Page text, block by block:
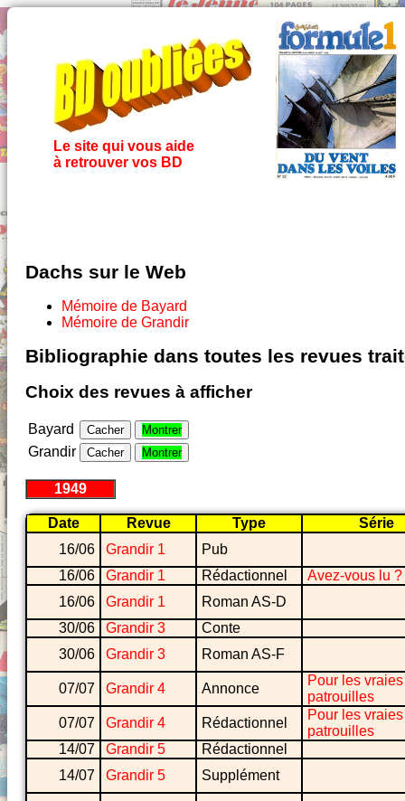
Le site qui vous aide
à retrouver vos BD
Dachs sur le Web
Mémoire de Bayard
Mémoire de Grandir
Bibliographie dans toutes les revues
Choix des revues à afficher
Bayard Cacher Montrer
Grandir Cacher Montrer
1949
Date Revue Type
Série
16/06
Grandir 1
Pub
16/06
Grandir 1 Rédactionnel
Avez-vous lu ?
16/06
Grandir 1
Roman AS-D
30/06
Grandir 3
Conte
30/06
Grandir 3 Roman AS-F
07/07 Grandir 4 Annonce
Pour les vraies
patrouilles
07/07
Grandir 4 Rédactionnel
Pour les vraies
patrouilles
14/07
Grandir 5
Rédactionnel
14/07
Grandir 5 Supplément